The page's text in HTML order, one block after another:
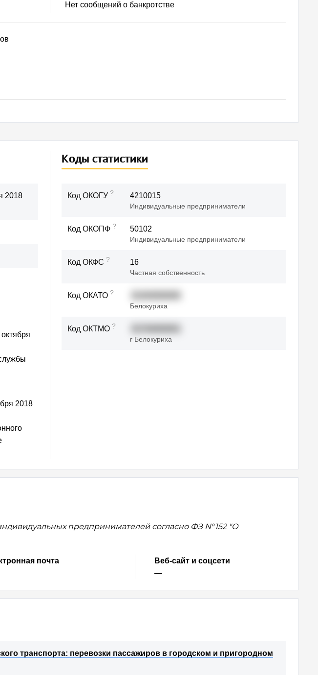
Нет сообщений о банкротстве
2018
2018
Коды статистики
Код ОКОГУ ? 4210015
Индивидуальные предприниматели
Код ОКОПФ ? 50102
Индивидуальные предприниматели
Код ОКФС ? 16
Частная собственность
Код ОКАТО ?
Белокуриха
Код ОКТМО ?
г Белокуриха
предпринимателей согласно ФЗ № 152 "О
почта
Веб-сайт и соцсети
—
транспорта: перевозки пассажиров в городском и пригородном